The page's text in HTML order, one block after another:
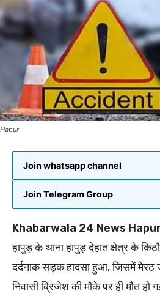
Hapur
Join whatsapp channel
Join Telegram Group
Khabarwala 24 News
हापुड़ के थाना हापुड़ देहात क्षेत्र के
दर्दनाक सड़क हादसा हुआ, जिसमें मेरठ
निवासी ब्रिजेश की मौके पर ही मौत